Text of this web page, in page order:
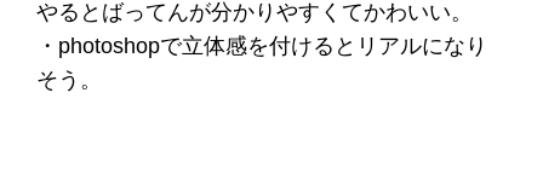
やるとばってんが分かりやすくてかわいい。
・photoshopで立体感を付けるとリアルになり
そう。